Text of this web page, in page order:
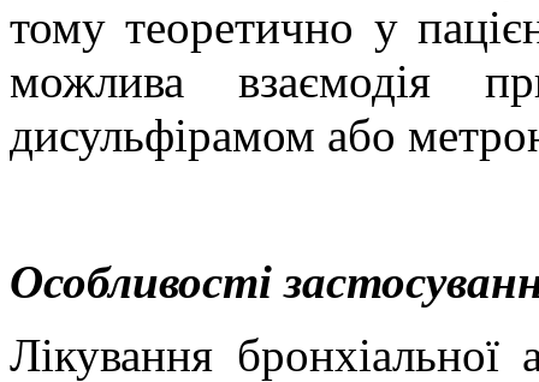
тому теоретично у
можлива взаємодія
дисульфірамом або
Особливості
Лікування